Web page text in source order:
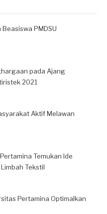
PMDSU
pada Ajang
2021
Aktif Melawan
Temukan Ide
Tekstil
Pertamina Optimalkan